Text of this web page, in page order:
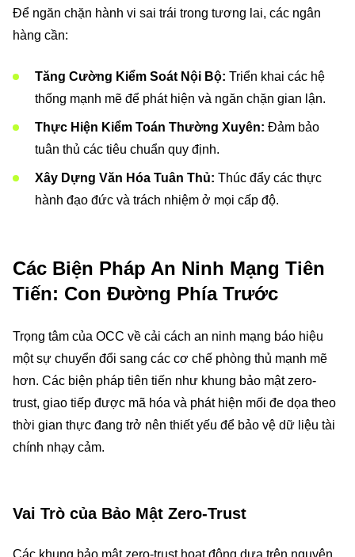
Để ngăn chặn hành vi sai trái trong tương lai, các ngân
hàng cần:
Tăng Cường Kiểm Soát Nội Bộ: Triển khai các hệ
thống mạnh mẽ để phát hiện và ngăn chặn gian lận.
Thực Hiện Kiểm Toán Thường Xuyên: Đảm bảo
tuân thủ các tiêu chuẩn quy định.
Xây Dựng Văn Hóa Tuân Thủ: Thúc đẩy các thực
hành đạo đức và trách nhiệm ở mọi cấp độ.
Các Biện Pháp An Ninh Mạng Tiên
Tiến: Con Đường Phía Trước
Trọng tâm của OCC về cải cách an ninh mạng báo hiệu
một sự chuyển đổi sang các cơ chế phòng thủ mạnh mẽ
hơn. Các biện pháp tiên tiến như khung bảo mật zero-
trust, giao tiếp được mã hóa và phát hiện mối đe dọa theo
thời gian thực đang trở nên thiết yếu để bảo vệ dữ liệu tài
chính nhạy cảm.
Vai Trò của Bảo Mật Zero-Trust
Các khung bảo mật zero-trust hoạt động dựa trên nguyên